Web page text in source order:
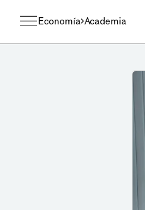
Economía Academia